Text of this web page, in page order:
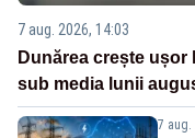
7 aug. 2026, 14:03
Dunărea crește ușor
sub media lunii
7 aug.